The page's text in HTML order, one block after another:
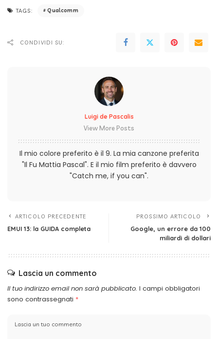
TAGS: Qualcomm
CONDIVIDI SU:
Luigi de Pascalis
View More Posts
Il mio colore preferito è il 9. La mia canzone preferita
"Il Fu Mattia Pascal". E il mio film preferito è davvero
"Catch me, if you can".
ARTICOLO PRECEDENTE
EMUI 13: la GUIDA completa
PROSSIMO ARTICOLO
Google, un errore da 100
miliardi di dollari
Lascia un commento
Il tuo indirizzo email non sarà pubblicato. I campi obbligatori
sono contrassegnati *